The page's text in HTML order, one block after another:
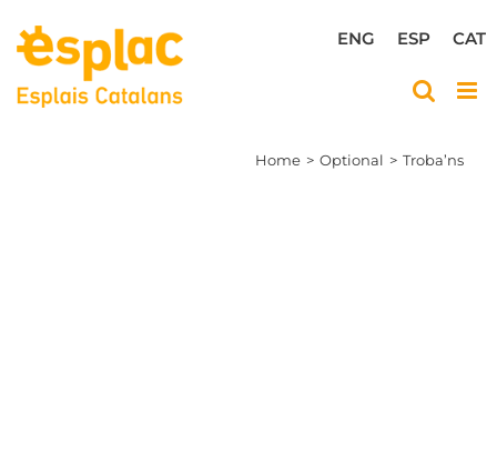
content
CAT
ESP
ENG
Home Optional Troba’ns